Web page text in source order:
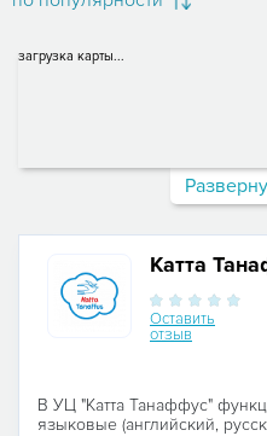
загрузка карты...
Катта
Оставить
отзыв
В УЦ "Катта Танаффус"
языковые (английский,